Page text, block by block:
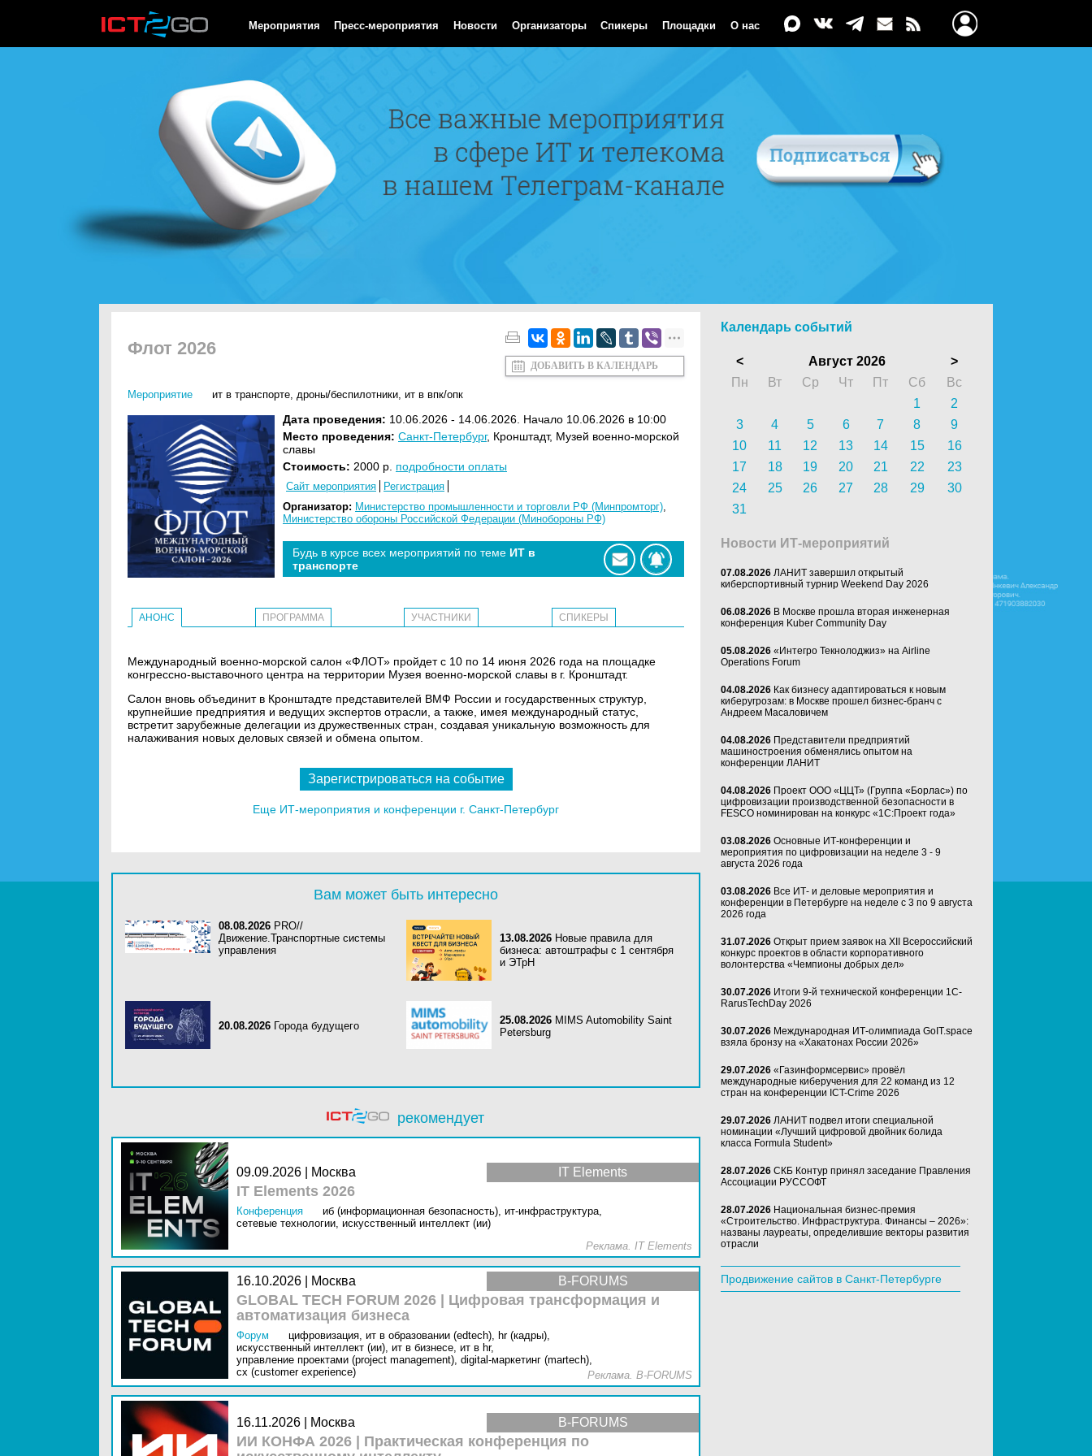
Мероприятия Пресс-мероприятия Новости Организаторы Спикеры Площадки О нас
Флот 2026
ДОБАВИТЬ В КАЛЕНДАРЬ
Мероприятие ит в транспорте, дроны/беспилотники, ит в впк/опк
Дата проведения: 10.06.2026 - 14.06.2026. Начало 10.06.2026 в 10:00
Место проведения: Санкт-Петербург, Кронштадт, Музей военно-морской
славы
Стоимость: 2000 р. подробности оплаты
Сайт мероприятия
Регистрация
Организатор: Министерство промышленности и торговли РФ (Минпромторг),
Министерство обороны Российской Федерации (Минобороны РФ)
Будь в курсе всех мероприятий по теме ИТ в
транспорте
АНОНС ПРОГРАММА УЧАСТНИКИ СПИКЕРЫ
Международный военно-морской салон «ФЛОТ» пройдет с 10 по 14 июня 2026 года на площадке
конгрессно-выставочного центра на территории Музея военно-морской славы в г. Кронштадт.
Салон вновь объединит в Кронштадте представителей ВМФ России и государственных структур,
крупнейшие предприятия и ведущих экспертов отрасли, а также, имея международный статус,
встретит зарубежные делегации из дружественных стран, создавая уникальную возможность для
налаживания новых деловых связей и обмена опытом.
Зарегистрироваться на событие
Еще ИТ-мероприятия и конференции г. Санкт-Петербург
Вам может быть интересно
08.08.2026 PRO//
Движение.Транспортные системы
управления
13.08.2026 Новые правила для
бизнеса: автоштрафы с 1 сентября
и ЭТрН
20.08.2026 Города будущего 25.08.2026 MIMS Automobility Saint
Petersburg
рекомендует
IT Elements
09.09.2026 | Москва
IT Elements 2026
Конференция иб (информационная безопасность), ит-инфраструктура,
сетевые технологии, искусственный интеллект (ии)
Реклама. IT Elements
B-FORUMS
16.10.2026 | Москва
GLOBAL TECH FORUM 2026 | Цифровая трансформация и
автоматизация бизнеса
Форум цифровизация, ит в образовании (edtech), hr (кадры),
искусственный интеллект (ии), ит в бизнесе, ит в hr,
управление проектами (project management), digital-маркетинг (martech),
cx (customer experience)
Реклама. B-FORUMS
B-FORUMS
16.11.2026 | Москва
ИИ КОНФА 2026 | Практическая конференция по
Календарь событий
< Август 2026
>
Пн
Вт Ср Чт Пт Сб
Вс
1
2
3
4 5 6 7 8
9
10
11 12 13 14 15
16
17
18 19 20 21 22
23
24
25 26 27 28 29
30
31
Новости ИТ-мероприятий
07.08.2026 ЛАНИТ завершил открытый
киберспортивный турнир Weekend Day 2026
06.08.2026 В Москве прошла вторая инженерная
конференция Kuber Community Day
05.08.2026 «Интегро Текнолоджиз» на Airline
Operations Forum
04.08.2026 Как бизнесу адаптироваться к новым
киберугрозам: в Москве прошел бизнес-бранч с
Андреем Масаловичем
04.08.2026 Представители предприятий
машиностроения обменялись опытом на
конференции ЛАНИТ
04.08.2026 Проект ООО «ЦЦТ» (Группа «Борлас») по
цифровизации производственной безопасности в
FESCO номинирован на конкурс «1С:Проект года»
03.08.2026 Основные ИТ-конференции и
мероприятия по цифровизации на неделе 3 - 9
августа 2026 года
03.08.2026 Все ИТ- и деловые мероприятия и
конференции в Петербурге на неделе с 3 по 9 августа
2026 года
31.07.2026 Открыт прием заявок на XII Всероссийский
конкурс проектов в области корпоративного
волонтерства «Чемпионы добрых дел»
30.07.2026 Итоги 9-й технической конференции 1C-
RarusTechDay 2026
30.07.2026 Международная ИТ-олимпиада GoIT.space
взяла бронзу на «Хакатонах России 2026»
29.07.2026 «Газинформсервис» провёл
международные киберучения для 22 команд из 12
стран на конференции ICT-Crime 2026
29.07.2026 ЛАНИТ подвел итоги специальной
номинации «Лучший цифровой двойник болида
класса Formula Student»
28.07.2026 СКБ Контур принял заседание Правления
Ассоциации РУССОФТ
28.07.2026 Национальная бизнес-премия
«Строительство. Инфраструктура. Финансы – 2026»:
названы лауреаты, определившие векторы развития
отрасли
Продвижение сайтов в Санкт-Петербурге